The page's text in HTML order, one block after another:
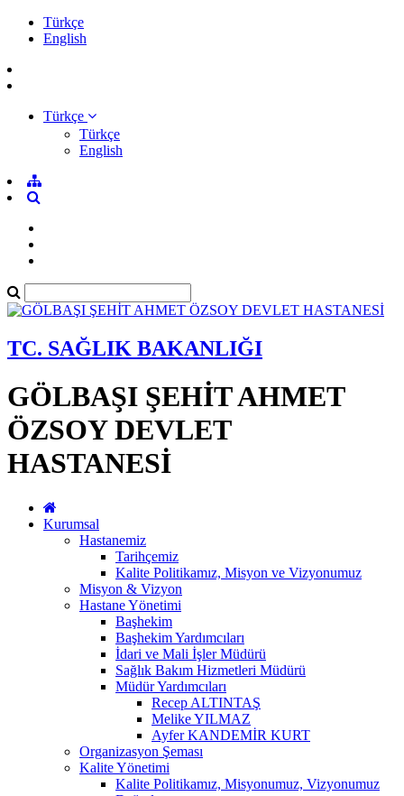
Türkçe
English
Türkçe
Türkçe
English
TC. SAĞLIK BAKANLIĞI
GÖLBAŞI ŞEHİT AHMET
ÖZSOY DEVLET
HASTANESİ
Kurumsal
Hastanemiz
Tarihçemiz
Kalite Politikamız, Misyon ve Vizyonumuz
Misyon & Vizyon
Hastane Yönetimi
Başhekim
Başhekim Yardımcıları
İdari ve Mali İşler Müdürü
Sağlık Bakım Hizmetleri Müdürü
Müdür Yardımcıları
Recep ALTINTAŞ
Melike YILMAZ
Ayfer KANDEMİR KURT
Organizasyon Şeması
Kalite Yönetimi
Kalite Politikamız, Misyonumuz, Vizyonumuz